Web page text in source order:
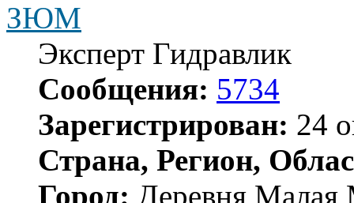
ЗЮМ
Эксперт Гидравлик
Сообщения: 5734
Зарегистрирован: 24
Страна, Регион,
Город: Деревня Малая